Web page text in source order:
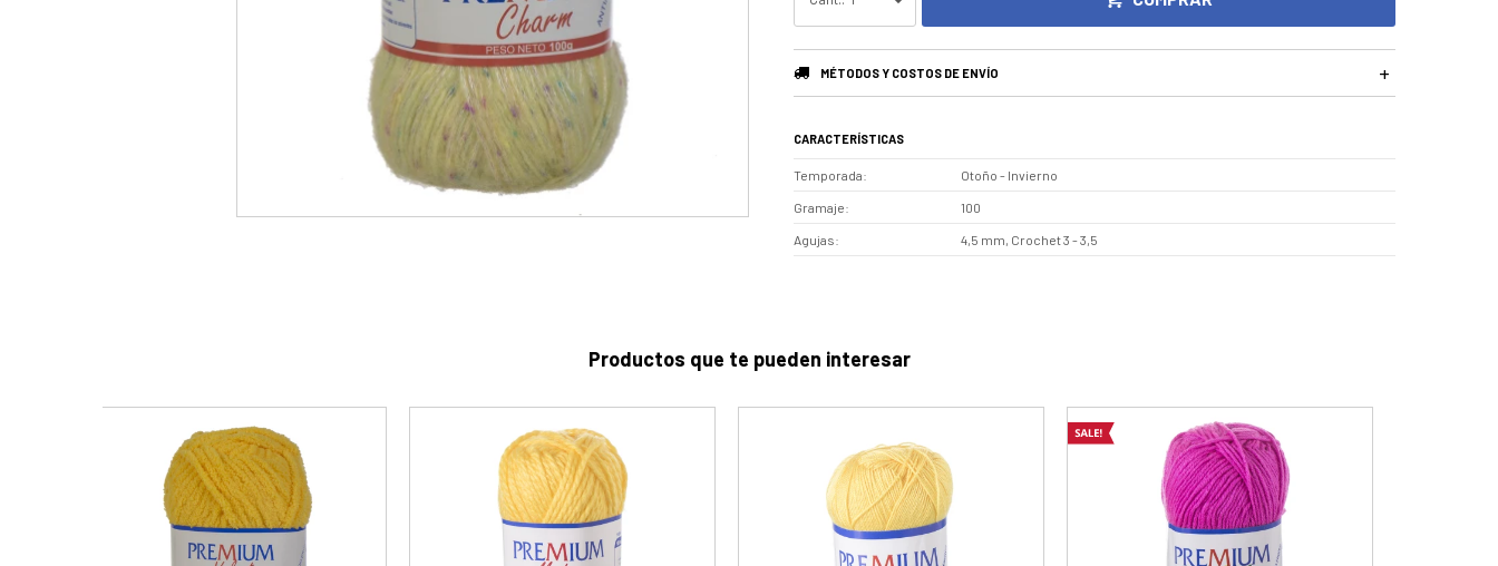
MÉTODOS Y COSTOS DE ENVÍO
CARACTERÍSTICAS
Temporada Otoño - Invierno
Gramaje 100
Agujas 4,5 mm, Crochet 3 - 3,5
Productos que te pueden interesar